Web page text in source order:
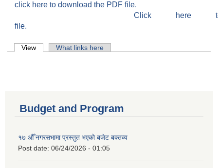
click here to download the PDF file.
Click here
file.
Primary tabs
View (active tab)What links here
Budget and Program
१७ औँ नगरसभामा प्रस्तुत भएको बजेट बक्तव्य
Post date: 06/24/2026 - 01:05